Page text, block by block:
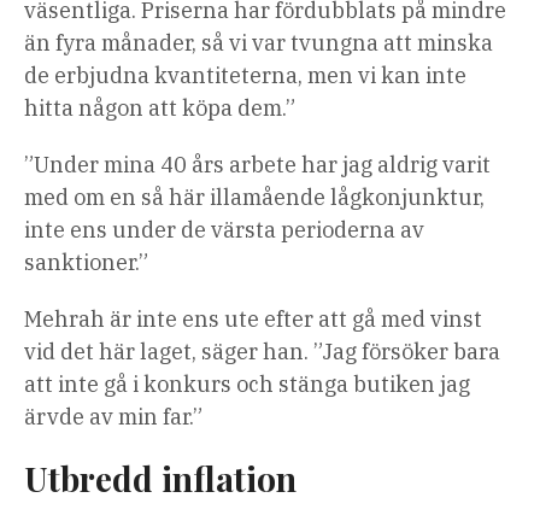
väsentliga. Priserna har fördubblats på mindre
än fyra månader, så vi var tvungna att minska
de erbjudna kvantiteterna, men vi kan inte
hitta någon att köpa dem.”
”Under mina 40 års arbete har jag aldrig varit
med om en så här illamående lågkonjunktur,
inte ens under de värsta perioderna av
sanktioner.”
Mehrah är inte ens ute efter att gå med vinst
vid det här laget, säger han. ”Jag försöker bara
att inte gå i konkurs och stänga butiken jag
ärvde av min far.”
Utbredd inflation